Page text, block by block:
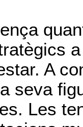
A
seva
Les